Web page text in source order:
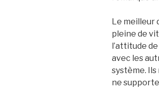
Le meilleur
pleine de
l’attitude
avec les
système.
ne